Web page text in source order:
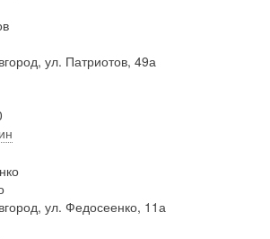
ул. Патриотов, 49а
ул. Федосеенко, 11а